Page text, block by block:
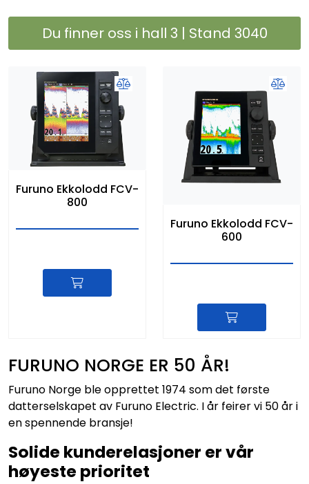
Du finner oss i hall 3 | Stand 3040
Furuno Ekkolodd FCV-
800
Furuno Ekkolodd FCV-
600
FURUNO NORGE ER 50 ÅR!
Furuno Norge ble opprettet 1974 som det første
datterselskapet av Furuno Electric. I år feirer vi 50 år i
en spennende bransje!
Solide kunderelasjoner er vår
høyeste prioritet